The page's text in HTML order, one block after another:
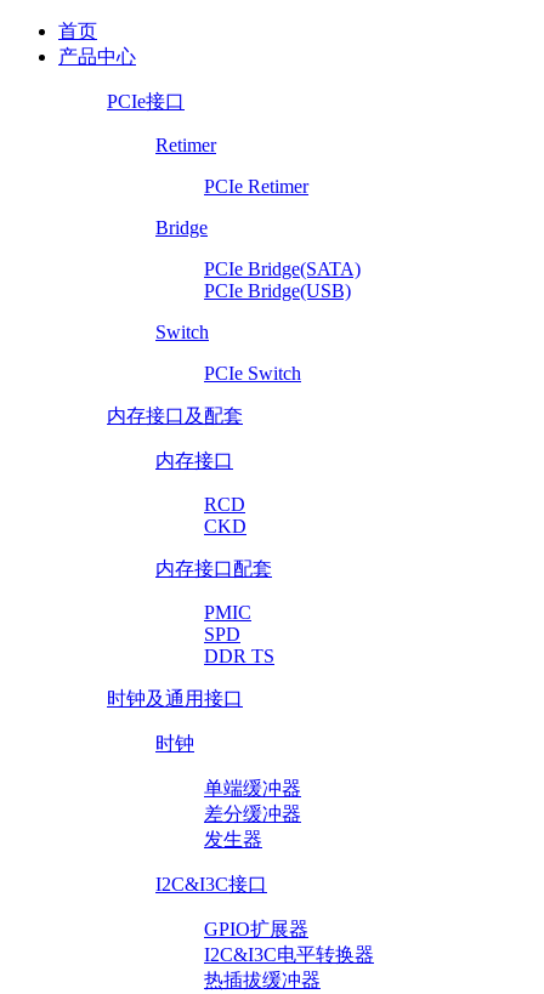
首页
产品中心
PCIe接口
Retimer
PCIe Retimer
Bridge
PCIe Bridge(SATA)
PCIe Bridge(USB)
Switch
PCIe Switch
内存接口及配套
内存接口
RCD
CKD
内存接口配套
PMIC
SPD
DDR TS
时钟及通用接口
时钟
单端缓冲器
差分缓冲器
发生器
I2C&I3C接口
GPIO扩展器
I2C&I3C电平转换器
热插拔缓冲器